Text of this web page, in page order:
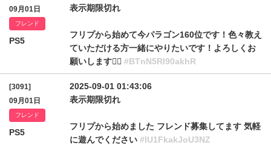
09月01日
フレンド
PS5
表示期限切れ
フリプから始めて今パラゴン160位です！色々教え
ていただける方一緒にやりたいです！よろしくお
願いします🙇‍♂️ #BTnN5Rl90akhR
[3091]
09月01日
フレンド
PS5
2025-09-01 01:43:06
表示期限切れ
フリプから始めました フレンド募集してます 気軽
に遊んでください #IU1FkakJoU3NZ